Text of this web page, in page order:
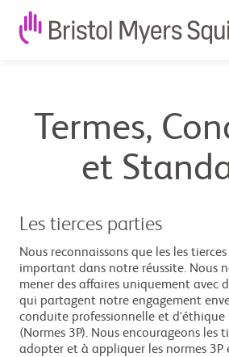
Termes,
et
Les tierces parties
Nous reconnaissons que les les
important dans notre réussite. Nous
mener des affaires uniquement avec
qui partagent notre engagement
conduite professionnelle et d'éthique
(Normes 3P). Nous encourageons les
adopter et à appliquer les normes